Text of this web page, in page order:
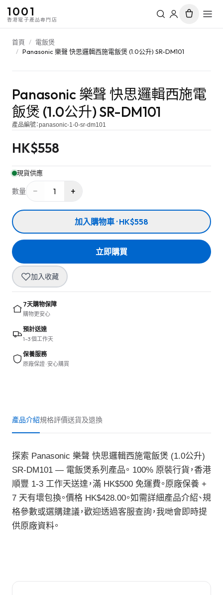
1001
香港電子產品專門店
首頁 / 電飯煲
/ Panasonic 樂聲 快思邏輯西施電飯煲 (1.0公升) SR-DM101
Panasonic 樂聲 快思邏輯西施電
飯煲 (1.0公升) SR-DM101
產品編號：panasonic-1-0-sr-dm101
HK$558
現貨供應
數量 − 1 +
加入購物車 · HK$558
立即購買
加入收藏
7天購物保障
購物更安心
預計送達
1–3 個工作天
保養服務
原廠保證 · 安心購買
產品介紹規格評價送貨及退換
探索 Panasonic 樂聲 快思邏輯西施電飯煲 (1.0公升)
SR-DM101 — 電飯煲系列產品。 100% 原裝行貨，香港
順豐 1-3 工作天送達，滿 HK$500 免運費。原廠保養 +
7 天有壞包換。價格 HK$428.00。如需詳細產品介紹、規
格參數或選購建議，歡迎透過客服查詢，我哋會即時提
供原廠資料。